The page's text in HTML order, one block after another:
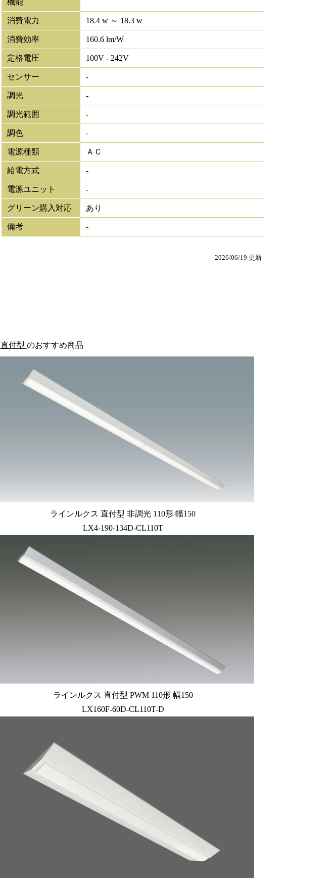
機能
消費電力 18.4 w ～ 18.3 w
消費効率 160.6 lm/W
定格電圧 100V - 242V
センサー -
調光 -
調光範囲 -
調色 -
電源種類 ＡＣ
給電方式 -
電源ユニット -
グリーン購入対応 あり
備考 -
2026/06/19 更新
直付型 のおすすめ商品
ラインルクス 直付型 非調光 110形 幅150
LX4-190-134D-CL110T
ラインルクス 直付型 PWM 110形 幅150
LX160F-60D-CL110T-D